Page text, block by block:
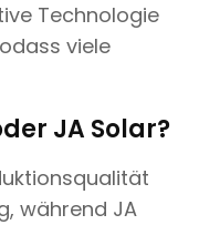
Technologie
viele
JA Solar?
während JA